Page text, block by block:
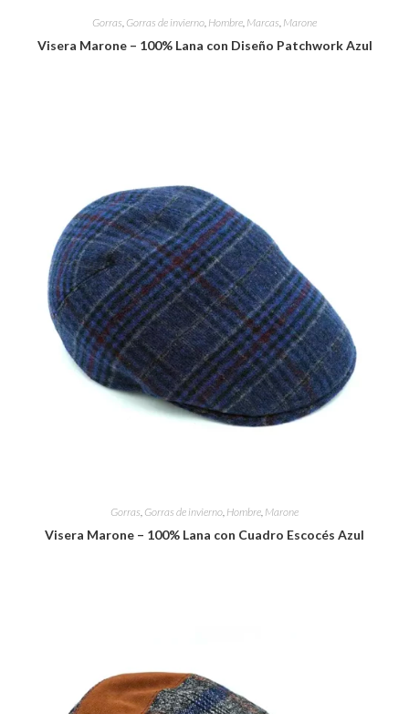
Gorras Gorras de invierno Hombre Marcas Marone
Visera Marone – 100% Lana con Diseño Patchwork Azul
Gorras Gorras de invierno Hombre Marone
Visera Marone – 100% Lana con Cuadro Escocés Azul